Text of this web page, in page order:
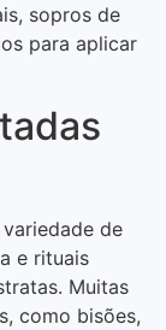
sopros de
para aplicar
de
e rituais
Muitas
como bisões,